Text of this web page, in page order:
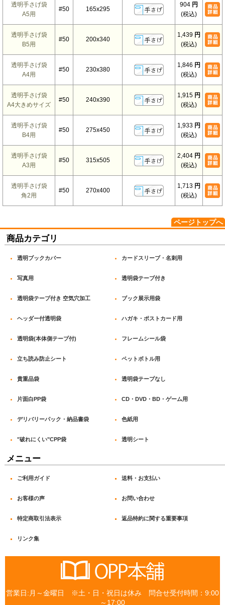
透明手さげ袋
A5用
#50 165x295
904 円
(税込)
透明手さげ袋
B5用
#50 200x340
1,439 円
(税込)
透明手さげ袋
A4用
#50 230x380
1,846 円
(税込)
透明手さげ袋
A4大きめサイズ
#50 240x390
1,915 円
(税込)
透明手さげ袋
B4用
#50 275x450
1,933 円
(税込)
透明手さげ袋
A3用
#50 315x505
2,404 円
(税込)
透明手さげ袋
角2用
#50 270x400
1,713 円
(税込)
ページトップへ
商品カテゴリ
透明ブックカバー カードスリーブ・名刺用
写真用 透明袋テープ付き
透明袋テープ付き 空気穴加工 ブック展示用袋
ヘッダー付透明袋 ハガキ・ポストカード用
透明袋(本体側テープ付) フレームシール袋
立ち読み防止シート ペットボトル用
貴重品袋 透明袋テープなし
片面白PP袋 CD・DVD・BD・ゲーム用
デリバリーパック・納品書袋 色紙用
"破れにくい"CPP袋 透明シート
メニュー
ご利用ガイド 送料・お支払い
お客様の声 お問い合わせ
特定商取引法表示 返品特約に関する重要事項
リンク集
営業日:月～金曜日 ※土・日・祝日は休み 問合せ受付時間：9:00
～17:00